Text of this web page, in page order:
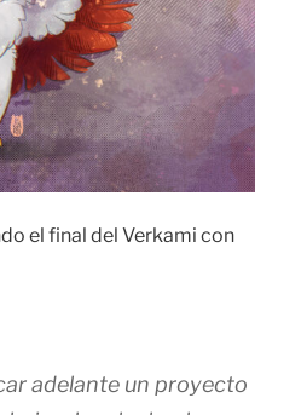
el final del Verkami con
adelante un proyecto